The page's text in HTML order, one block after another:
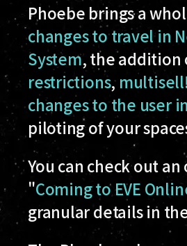
Phoebe brings a
changes to travel in
System, the addition
restrictions,multisell!
changes to the user
piloting of your
You can check out
"Coming to EVE
granular details in